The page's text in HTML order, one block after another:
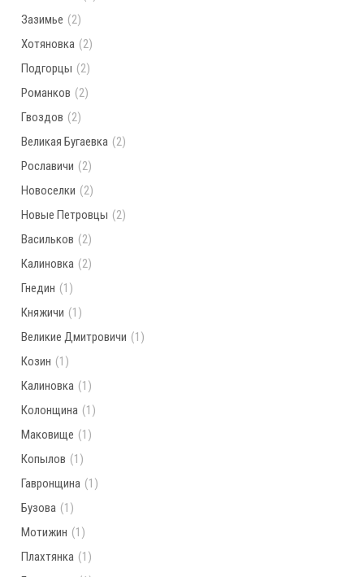
Зазимье (2)
Хотяновка (2)
Подгорцы (2)
Романков (2)
Гвоздов (2)
Великая Бугаевка (2)
Рославичи (2)
Новоселки (2)
Новые Петровцы (2)
Васильков (2)
Калиновка (2)
Гнедин (1)
Княжичи (1)
Великие Дмитровичи (1)
Козин (1)
Калиновка (1)
Колонщина (1)
Маковище (1)
Копылов (1)
Гавронщина (1)
Бузова (1)
Мотижин (1)
Плахтянка (1)